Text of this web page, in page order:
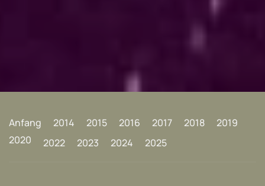
Anfang 2014 2015 2016 2017 2018
2019
2020
2022 2023 2024 2025